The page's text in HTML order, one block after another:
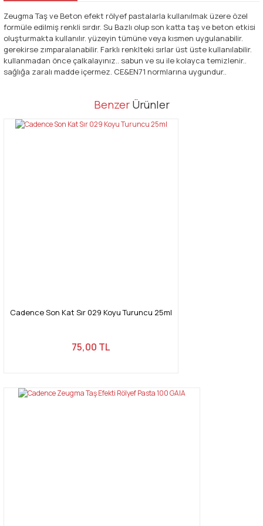
Zeugma Taş ve Beton efekt rölyef pastalarla kullanılmak üzere özel
formüle edilmiş renkli sırdır. Su Bazlı olup son katta taş ve beton etkisi
oluşturmakta kullanılır. yüzeyin tümüne veya kısmen uygulanabilir.
gerekirse zımparalanabilir. Farklı renklteki sırlar üst üste kullanılabilir.
kullanmadan önce çalkalayınız.. sabun ve su ile kolayca temizlenir..
sağlığa zaralı madde içermez. CE&EN71 normlarına uygundur..
Bu ürüne ilk yorumu siz yapın!
Bu ürünün fiyat bilgisi, resim, ürün açıklamalarında ve diğer
tarafımıza iletebilirsiniz.
Gönder
Benzer Ürünler
Cadence Son Kat Sır 029 Koyu Turuncu 25ml
75,00 TL